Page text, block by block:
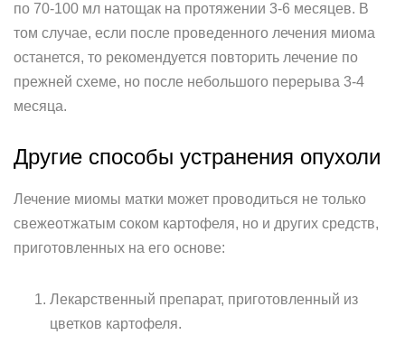
по 70-100 мл натощак на протяжении 3-6 месяцев. В
том случае, если после проведенного лечения миома
останется, то рекомендуется повторить лечение по
прежней схеме, но после небольшого перерыва 3-4
месяца.
Другие способы устранения опухоли
Лечение миомы матки может проводиться не только
свежеотжатым соком картофеля, но и других средств,
приготовленных на его основе:
Лекарственный препарат, приготовленный из
цветков картофеля.